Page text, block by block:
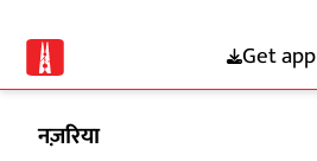
Get app
नज़रिया